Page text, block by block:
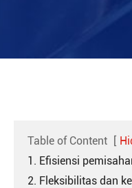
Table of Content [
1. Efisiensi
2. Fleksibilitas dan